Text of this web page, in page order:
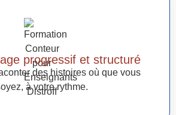
progressif et structuré
des histoires où que vous
à votre rythme.